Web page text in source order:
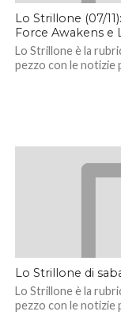
Lo Strillone (07/
Force Awakens e
Lo Strillone è la
pezzo con le notizie
Lo Strillone di
Lo Strillone è la
pezzo con le notizie